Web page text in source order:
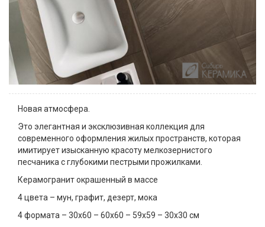
Новая атмосфера.
Это элегантная и эксклюзивная коллекция для
современного оформления жилых пространств, которая
имитирует изысканную красоту мелкозернистого
песчаника с глубокими пестрыми прожилками.
Керамогранит окрашенный в массе
4 цвета – мун, графит, дезерт, мока
4 формата – 30х60 – 60х60 – 59х59 – 30х30 см